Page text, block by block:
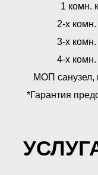
1 комн.
2-х
3-х комн.
4-х комн.
МОП санузел,
*Гарантия